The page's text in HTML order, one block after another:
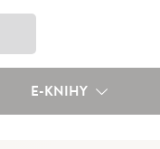
E-KNIHY